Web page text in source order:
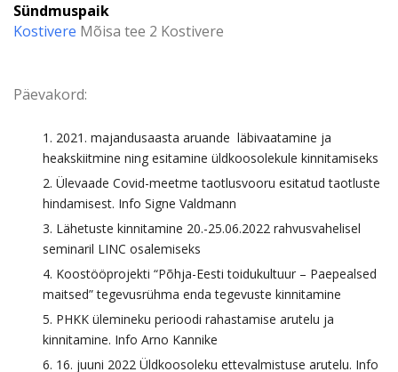
Sündmuspaik
Kostivere Mõisa tee 2 Kostivere
Päevakord:
2021. majandusaasta aruande läbivaatamine ja
heakskiitmine ning esitamine üldkoosolekule kinnitamiseks
Ülevaade Covid-meetme taotlusvooru esitatud taotluste
hindamisest. Info Signe Valdmann
Lähetuste kinnitamine 20.-25.06.2022 rahvusvahelisel
seminaril LINC osalemiseks
Koostööprojekti “Põhja-Eesti toidukultuur – Paepealsed
maitsed” tegevusrühma enda tegevuste kinnitamine
PHKK ülemineku perioodi rahastamise arutelu ja
kinnitamine. Info Arno Kannike
16. juuni 2022 Üldkoosoleku ettevalmistuse arutelu. Info